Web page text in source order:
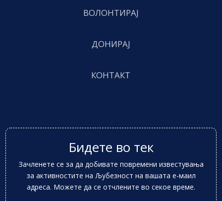
ВОЛОНТИРАЈ
ДОНИРАЈ
КОНТАКТ
Бидете во тек
Зачленете се за да добивате повремени известувања
за активностите на Љубезност на вашата е-маил
адреса. Можете да се отчлените во секое време.